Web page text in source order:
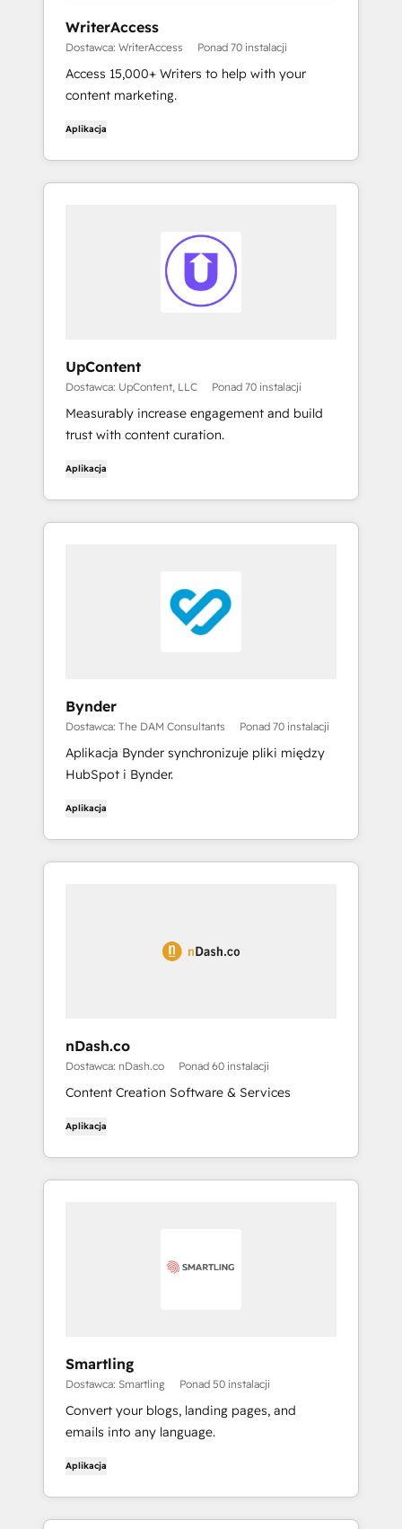
WriterAccess
Dostawca: WriterAccess Ponad 70 instalacji
Access 15,000+ Writers to help with your
content marketing.
Aplikacja
UpContent
Dostawca: UpContent, LLC Ponad 70 instalacji
Measurably increase engagement and build
trust with content curation.
Aplikacja
Bynder
Dostawca: The DAM Consultants Ponad 70 instalacji
Aplikacja Bynder synchronizuje pliki między
HubSpot i Bynder.
Aplikacja
nDash.co
Dostawca: nDash.co Ponad 60 instalacji
Content Creation Software & Services
Aplikacja
Smartling
Dostawca: Smartling Ponad 50 instalacji
Convert your blogs, landing pages, and
emails into any language.
Aplikacja